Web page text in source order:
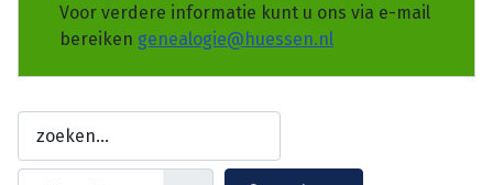
Voor verdere informatie kunt u ons via e-mail
bereiken genealogie@huessen.nl